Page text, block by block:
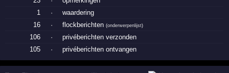
1
·
waardering
16
· flockberichten(onderwerpenlijst)
106 ·
privéberichten verzonden
105
· privéberichten ontvangen